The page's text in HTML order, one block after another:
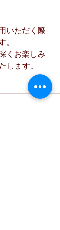
いただく際
。
くお楽しみ
します。